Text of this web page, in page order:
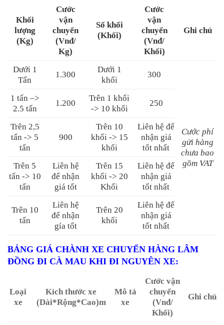
Khối
lượng
(Kg)
Cước
vận
chuyển
(Vnđ/
Kg)
Số khối
(Khối)
Cước
vận
chuyển
(Vnđ/
Khối)
Ghi chú
Dưới 1
Tấn
1.300
Dưới 1
khối
300
Cước phí
gửi hàng
chưa bao
gồm VAT
1 tấn –>
2.5 tấn
1.200
Trên 1 khối
-> 10 khối
250
Trên 2,5
tấn -> 5
tấn
900
Trên 10
khối -> 15
khối
Liên hệ để
nhận giá
tốt nhất
Trên 5
tấn -> 10
tấn
Liên hệ
để nhận
giá tốt
Trên 15
khối -> 20
Khối
Liên hệ để
nhận giá
tốt nhất
Trên 10
tấn
Liên hệ
để nhận
gía tốt
Trên 20
khối
Liên hệ để
nhận giá
tốt nhất
BẢNG GIÁ CHÀNH XE CHUYỂN HÀNG LÂM
ĐỒNG ĐI CÀ MAU KHI ĐI NGUYÊN XE:
Loại
xe
Kích thước xe
(Dài*Rộng*Cao)m
Mô tả
xe
Cước vận
chuyển
(Vnđ/
Khối)
Ghi chú